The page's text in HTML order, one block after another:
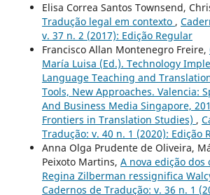
Elisa Correa Santos Townsend,
Tradução legal em contexto ,
v. 37 n. 2 (2017): Edição Regular
Francisco Allan Montenegro Freire,
María Luisa (Ed.). Technology
Language Teaching and
Tools, New Approaches. Valencia:
And Business Media Singapore,
Frontiers in Translation Studies) ,
Tradução: v. 40 n. 1 (2020): Edição
Anna Olga Prudente de Oliveira,
Peixoto Martins, A nova edição
Regina Zilberman ressignifica
Cadernos de Tradução: v. 36 n. 1